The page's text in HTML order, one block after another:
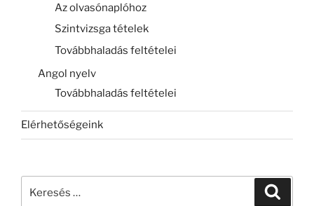
Az olvasónaplóhoz
Szintvizsga tételek
Továbbhaladás feltételei
Angol nyelv
Továbbhaladás feltételei
Elérhetőségeink